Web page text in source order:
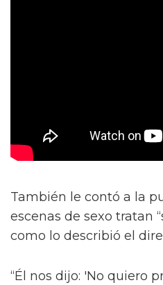
También le contó a la
escenas de sexo tratan
como lo describió el
“Él nos dijo: 'No quiero